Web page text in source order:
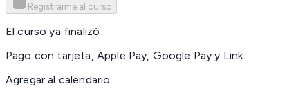
Registrarme al curso
El curso ya finalizó
Pago con tarjeta, Apple Pay, Google Pay y Link
Agregar al calendario